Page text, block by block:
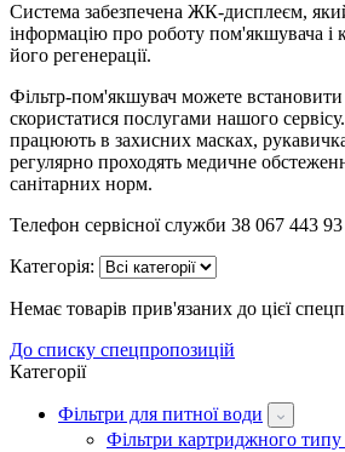
Система забезпечена ЖК-дисплеєм,
інформацію про роботу пом'якшувача і
його регенерації.
Фільтр-пом'якшувач можете встановити
скористатися послугами нашого
працюють в захисних масках,
регулярно проходять медичне
санітарних норм.
Телефон сервісної служби 38 067 443
Категорія:
Немає товарів прив'язаних до цієї
До списку спецпропозицій
Категорії
Фільтри для питної води
Фільтри картриджного типу